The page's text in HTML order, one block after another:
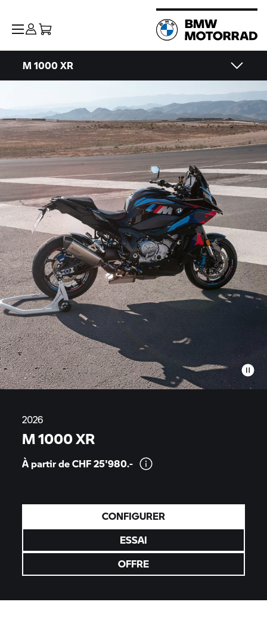
M 1000 XR
2026
M 1000 XR
À partir de CHF25'980.-
CONFIGURER
ESSAI
OFFRE